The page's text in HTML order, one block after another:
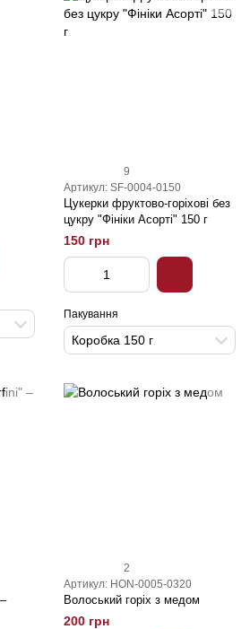
9
Артикул: SF-0004-0150
Цукерки фруктово-горіхові без
цукру "Фініки Асорті" 150 г
150 грн
Пакування
Коробка 150 г
2
Артикул: HON-0005-0320
Волоський горіх з медом
200 грн